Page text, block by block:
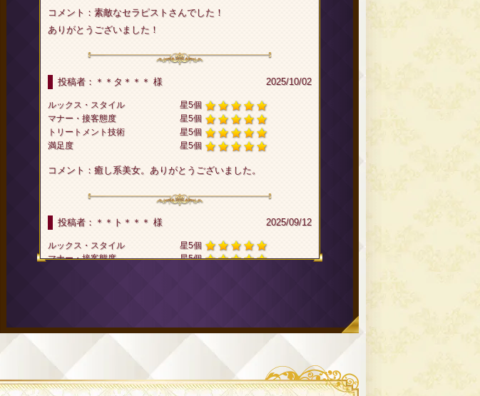
コメント：素敵なセラピストさんでした！
ありがとうございました！
投稿者：＊＊タ＊＊＊ 様 2025/10/02
ルックス・スタイル
星5個
マナー・接客態度
星5個
トリートメント技術
星5個
満足度
星5個
コメント：癒し系美女。ありがとうございました。
投稿者：＊＊ト＊＊＊ 様 2025/09/12
ルックス・スタイル
星5個
マナー・接客態度
星5個
しかったです。
投稿者：＊＊グ＊＊＊ 様 2025/07/08